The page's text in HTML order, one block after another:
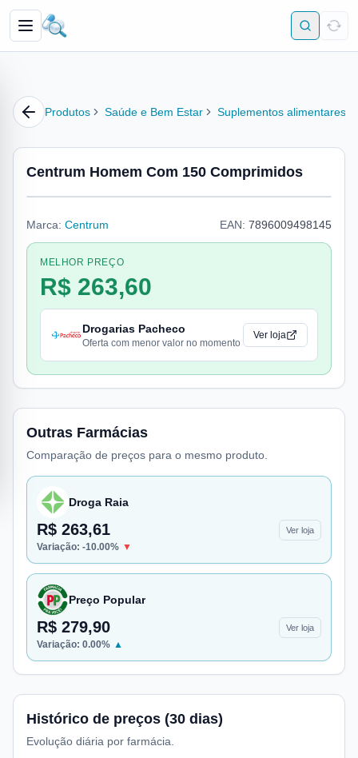
Produtos Saúde e Bem Estar Suplementos alimentares
Centrum Homem Com 150 Comprimidos
Marca: Centrum EAN: 7896009498145
MELHOR PREÇO
R$ 263,60
Drogarias Pacheco
Oferta com menor valor no momento
Ver loja
Outras Farmácias
Comparação de preços para o mesmo produto.
Droga Raia
R$ 263,61 Ver loja
Variação: -10.00% ▼
Preço Popular
R$ 279,90 Ver loja
Variação: 0.00% ▲
Histórico de preços (30 dias)
Evolução diária por farmácia.